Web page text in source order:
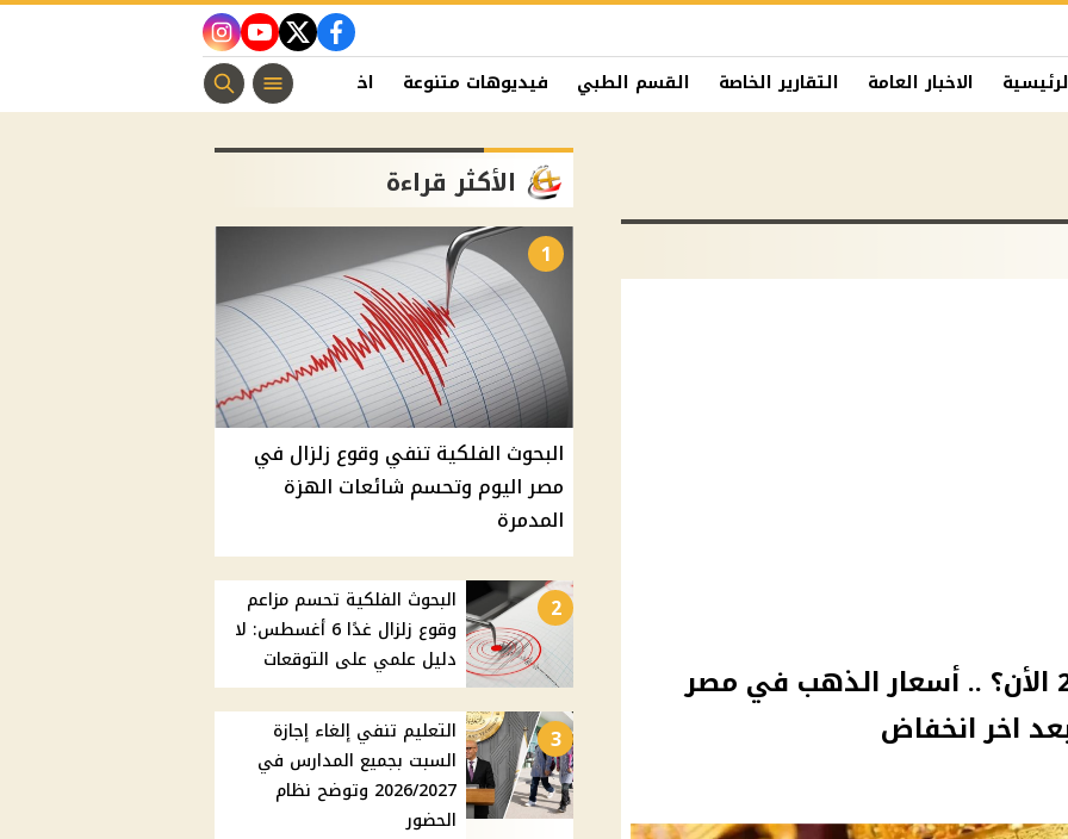
facebook
twitter
youtube
instagram
الاخبار العامة التقارير الخاصة القسم الطبي فيديوهات متنوعة اخبار الفن منوعات مسيحية
كم سجل سعر عيار 18 و21 الأن؟ .. أسعار الذهب في مصر
الأكثر قراءة
1
البحوث الفلكية تنفي وقوع زلزال في
مصر اليوم وتحسم شائعات الهزة
المدمرة
2
البحوث الفلكية تحسم مزاعم
وقوع زلزال غدًا 6 أغسطس: لا
دليل علمي على التوقعات
3
التعليم تنفي إلغاء إجازة
السبت بجميع المدارس في
2026/2027 وتوضح نظام
الحضور